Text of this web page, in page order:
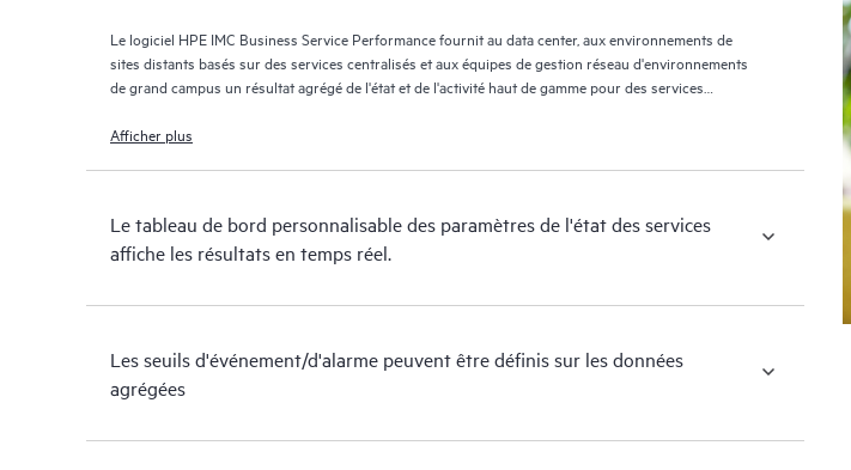
Le logiciel HPE IMC Business Service Performance fournit au data center, aux environnements de
sites distants basés sur des services centralisés et aux équipes de gestion réseau d'environnements
de grand campus un résultat agrégé de l'état et de l'activité haut de gamme pour des services
Afficher plus
Le tableau de bord personnalisable des paramètres de l'état des services
affiche les résultats en temps réel.
Les seuils d'événement/d'alarme peuvent être définis sur les données
agrégées